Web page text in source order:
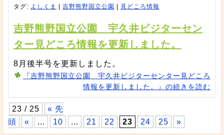
タグ: よしくま 吉野熊野国立公園 見どころ情報
吉野熊野国立公園 宇久井ビジターセン
ター見どころ情報を更新しました。
8月後半号を更新しました。
『吉野熊野国立公園 宇久井ビジターセンター見どころ
情報を更新しました。』の続きを読む
23 / 25
« 先
頭
« ... 10 ... 21 22 23 24 25 »